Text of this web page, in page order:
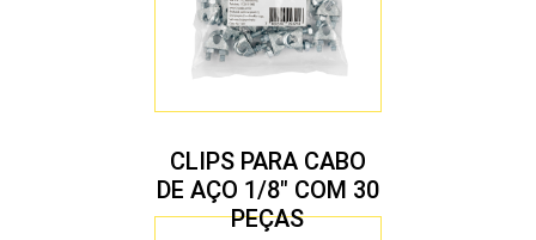
CLIPS PARA CABO
DE AÇO 1/8″ COM 30
PEÇAS